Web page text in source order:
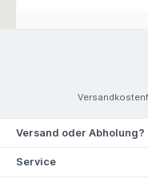
Versand oder Abholung?
Service